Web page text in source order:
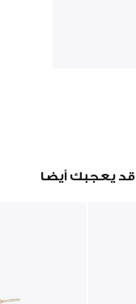
قد يعجبك أيضا